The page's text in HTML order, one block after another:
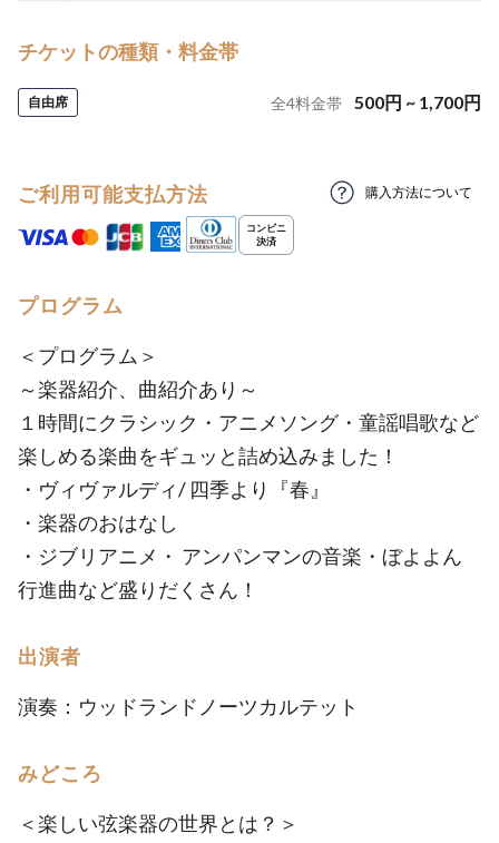
チケットの種類・料金帯
自由席 全4料金帯 500円 ~ 1,700円
ご利用可能支払方法 購入方法について
プログラム
＜プログラム＞
～楽器紹介、曲紹介あり～
１時間にクラシック・アニメソング・童謡唱歌など
楽しめる楽曲をギュッと詰め込みました！
・ヴィヴァルディ/ 四季より『春』
・楽器のおはなし
・ジブリアニメ・ アンパンマンの音楽・ぼよよん
行進曲など盛りだくさん！
出演者
演奏：ウッドランドノーツカルテット
みどころ
＜楽しい弦楽器の世界とは？＞